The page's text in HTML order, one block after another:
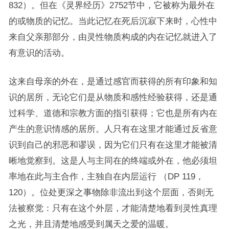
832）。但在《灵界经历》2752节中，它被称为最外在
的或物质的记忆。当此记忆在死后沉寂下来时，心性中
来自父亲那部分，由灵性物质构成的内在记忆就进入了
有意识的活动。
这来自母亲的外在，是通过感官而获得的所有印象和知
识的居所，无论它们是从物质和感性经验获得，还是通
过科学、道德和宗教方面的指引获得；它也是所有内在
产生的意识情感的居所。人只有在这里才能通过反省意
识到自己的邪恶和谬误，因为它们只有在这里才能被清
晰地觉察到。这是人与主同在的终端或外在，他必须坦
率地在此与主合作，主独自在内层运行 （DP 119，
120）。位处更深之事物除非流出到这个层面，否则无
法被察觉：只有在这个外层，才能清楚地看到灵性真理
之光，并且清楚地感受到属天之爱的温暖。